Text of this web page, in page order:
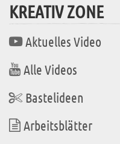
KREATIV ZONE
Aktuelles Video
Alle Videos
Bastelideen
Arbeitsblätter